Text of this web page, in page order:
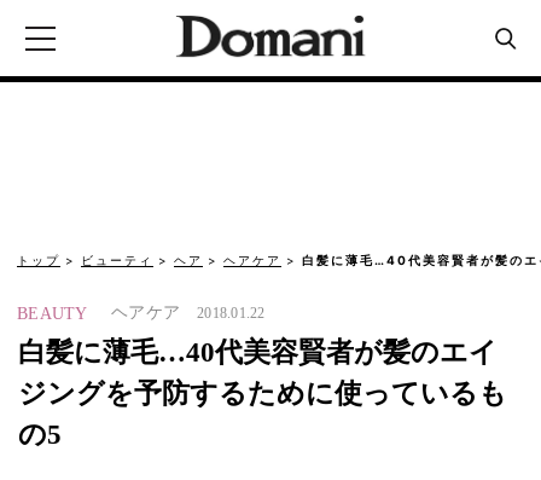
トップ ビューティ ヘア ヘアケア 白髪に薄毛…40代美容賢者が髪の
BEAUTY ヘアケア 2018.01.22
白髪に薄毛…40代美容賢者が髪のエイ
ジングを予防するために使っているも
の5